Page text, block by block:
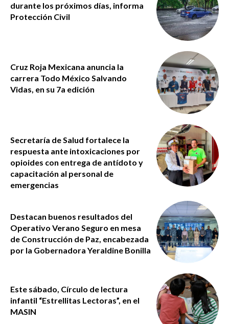
durante los próximos días, informa
Protección Civil
Cruz Roja Mexicana anuncia la
carrera Todo México Salvando
Vidas, en su 7a edición
Secretaría de Salud fortalece la
respuesta ante intoxicaciones por
opioides con entrega de antídoto y
capacitación al personal de
emergencias
Destacan buenos resultados del
Operativo Verano Seguro en mesa
de Construcción de Paz, encabezada
por la Gobernadora Yeraldine Bonilla
Este sábado, Círculo de lectura
infantil “Estrellitas Lectoras”, en el
MASIN